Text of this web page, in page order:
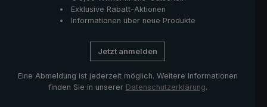
Exklusive Rabatt-Aktionen
Informationen über neue Produkte
Jetzt anmelden
Eine Abmeldung ist jederzeit möglich. Weitere Informationen
finden Sie in unserer Datenschutzerklärung.